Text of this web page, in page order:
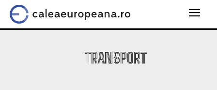
TRANSPORT